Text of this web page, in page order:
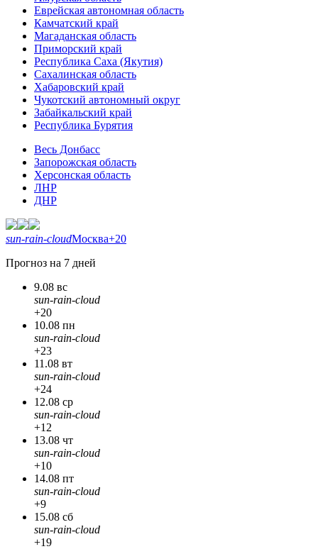
Еврейская автономная область
Камчатский край
Магаданская область
Приморский край
Республика Саха (Якутия)
Сахалинская область
Хабаровский край
Чукотский автономный округ
Забайкальский край
Республика Бурятия
Весь Донбасс
Запорожская область
Херсонская область
ЛНР
ДНР
sun-rain-cloudМосква+20
Прогноз на 7 дней
9.08 вс
sun-rain-cloud
+20
10.08 пн
sun-rain-cloud
+23
11.08 вт
sun-rain-cloud
+24
12.08 ср
sun-rain-cloud
+12
13.08 чт
sun-rain-cloud
+10
14.08 пт
sun-rain-cloud
+9
15.08 сб
sun-rain-cloud
+19